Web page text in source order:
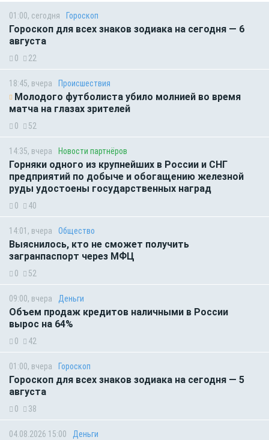
01:00, сегодня Гороскоп
Гороскоп для всех знаков зодиака на сегодня — 6
августа
0 22
18:45, вчера Происшествия
Молодого футболиста убило молнией во время
матча на глазах зрителей
0 52
14:35, вчера Новости партнёров
Горняки одного из крупнейших в России и СНГ
предприятий по добыче и обогащению железной
руды удостоены государственных наград
0 40
14:01, вчера Общество
Выяснилось, кто не сможет получить
загранпаспорт через МФЦ
0 52
09:00, вчера Деньги
Объем продаж кредитов наличными в России
вырос на 64%
0 42
01:00, вчера Гороскоп
Гороскоп для всех знаков зодиака на сегодня — 5
августа
0 38
04.08.2026 15:00 Деньги